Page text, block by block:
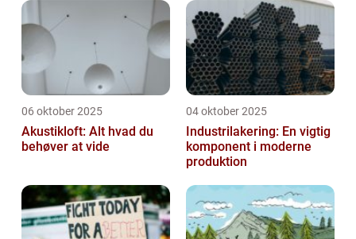
06 oktober 2025
Akustikloft: Alt hvad du
behøver at vide
04 oktober 2025
Industrilakering: En vigtig
komponent i moderne
produktion